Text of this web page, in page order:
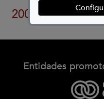
2005
Entidades